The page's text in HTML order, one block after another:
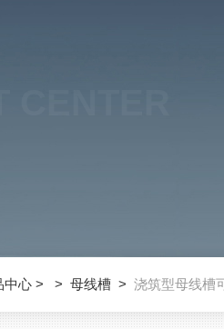
中心 > > 母线槽 > 浇筑型母线槽